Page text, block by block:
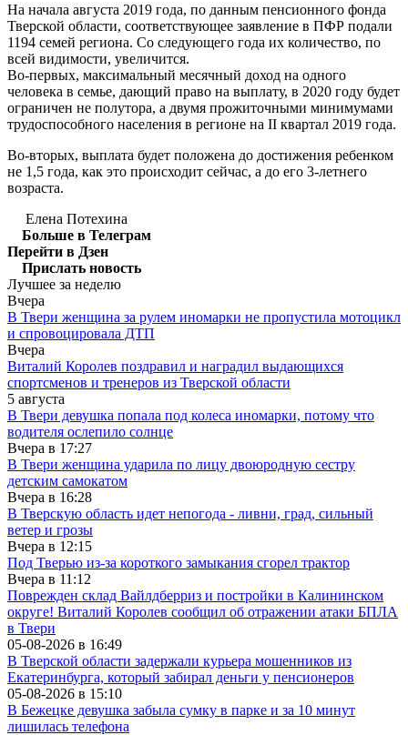
На начала августа 2019 года, по данным пенсионного фонда
Тверской области, соответствующее заявление в ПФР подали
1194 семей региона. Со следующего года их количество, по
всей видимости, увеличится.
Во-первых, максимальный месячный доход на одного
человека в семье, дающий право на выплату, в 2020 году будет
ограничен не полутора, а двумя прожиточными минимумами
трудоспособного населения в регионе на II квартал 2019 года.
Во-вторых, выплата будет положена до достижения ребенком
не 1,5 года, как это происходит сейчас, а до его 3-летнего
возраста.
Елена Потехина
Больше в Телеграм
Перейти в Дзен
Прислать новость
Лучшее за неделю
Вчера
В Твери женщина за рулем иномарки не пропустила мотоцикл
и спровоцировала ДТП
Вчера
Виталий Королев поздравил и наградил выдающихся
спортсменов и тренеров из Тверской области
5 августа
В Твери девушка попала под колеса иномарки, потому что
водителя ослепило солнце
Вчера в 17:27
В Твери женщина ударила по лицу двоюродную сестру
детским самокатом
Вчера в 16:28
В Тверскую область идет непогода - ливни, град, сильный
ветер и грозы
Вчера в 12:15
Под Тверью из-за короткого замыкания сгорел трактор
Вчера в 11:12
Поврежден склад Вайлдберриз и постройки в Калининском
округе! Виталий Королев сообщил об отражении атаки БПЛА
в Твери
05-08-2026 в 16:49
В Тверской области задержали курьера мошенников из
Екатеринбурга, который забирал деньги у пенсионеров
05-08-2026 в 15:10
В Бежецке девушка забыла сумку в парке и за 10 минут
лишилась телефона